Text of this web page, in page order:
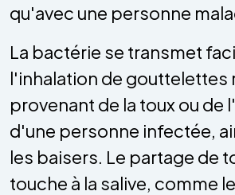
qu'avec une personne
La bactérie se transmet
l'inhalation de gouttelettes
provenant de la toux ou de
d'une personne infectée,
les baisers. Le partage de
touche à la salive, comme